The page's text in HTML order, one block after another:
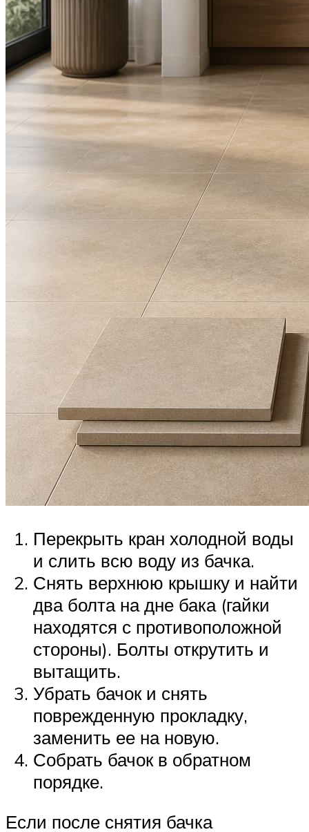
Перекрыть кран холодной воды
и слить всю воду из бачка.
Снять верхнюю крышку и найти
два болта на дне бака (гайки
находятся с противоположной
стороны). Болты открутить и
вытащить.
Убрать бачок и снять
поврежденную прокладку,
заменить ее на новую.
Собрать бачок в обратном
порядке.
Если после снятия бачка